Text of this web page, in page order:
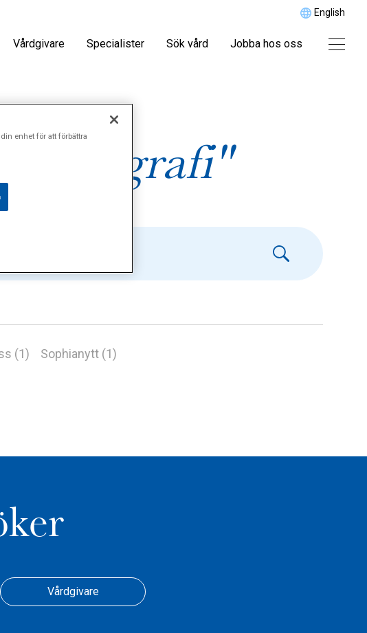
English
Vårdgivare Specialister Sök vård Jobba hos oss
(1) Sophianytt (1)
Vårdgivare
enhet för att förbättra